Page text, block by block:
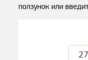
ползунок или